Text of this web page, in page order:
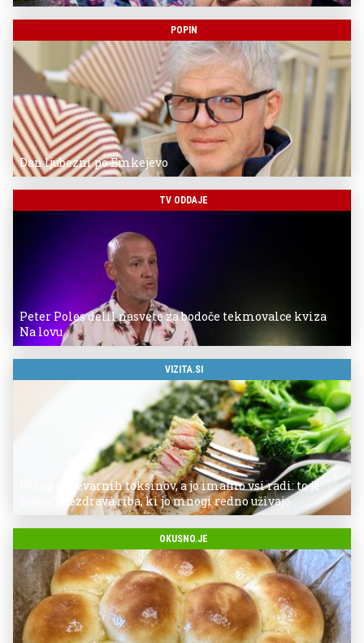
POPIN
Dan ljubezni po Emkejevo
TV ODDAJE
Peter Poles delil nasvete za bodoče tekmovalce kviza
Na lovu
VIZITA.SI
Polna je nevarnih toksinov, a jo imamo vsi radi: to je
najbolj nezdrava riba, ki jo mnogi redno uživajo
OKUSNO.JE